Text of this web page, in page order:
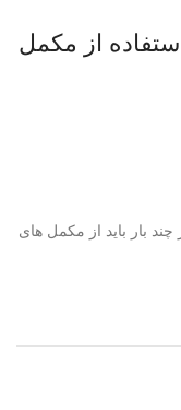
از مکمل
بار باید از مکمل های